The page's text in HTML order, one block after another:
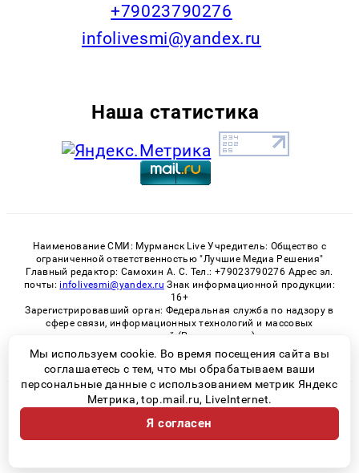
+79023790276
infolivesmi@yandex.ru
Наша статистика
Наименование СМИ: Мурманск Live Учредитель: Общество с
ограниченной ответственностью "Лучшие Медиа Решения"
Главный редактор: Самохин А. С. Тел.: +79023790276 Адрес эл.
почты: infolivesmi@yandex.ru Знак информационной продукции:
16+
Зарегистрировавший орган: Федеральная служба по надзору в
сфере связи, информационных технологий и массовых
коммуникаций (Роскомнадзор)
Регистрационный номер СМИ ЭЛ № ФС 77 - 82534 от 21.01.2022
© 2026 «Murmansk-live» | Все права защищены
Возрастная категория сайта 16+
Политика конфиденциальности
Мы используем cookie. Во время посещения сайта вы
соглашаетесь с тем, что мы обрабатываем ваши
персональные данные с использованием метрик Яндекс
Метрика, top.mail.ru, LiveInternet.
Я согласен